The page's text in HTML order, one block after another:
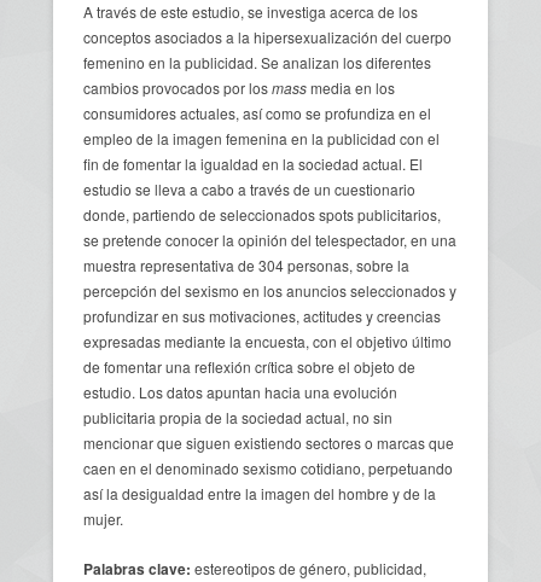
A través de este estudio, se investiga acerca de los
conceptos asociados a la hipersexualización del cuerpo
femenino en la publicidad. Se analizan los diferentes
cambios provocados por losmassmedia en los
consumidores actuales, así como se profundiza en el
empleo de la imagen femenina en la publicidad con el
fin de fomentar la igualdad en la sociedad actual. El
estudio se lleva a cabo a través de un cuestionario
donde, partiendo de seleccionados spots publicitarios,
se pretende conocer la opinión del telespectador, en una
muestra representativa de 304 personas, sobre la
percepción del sexismo en los anuncios seleccionados y
profundizar en sus motivaciones, actitudes y creencias
expresadas mediante la encuesta, con el objetivo último
de fomentar una reflexión crítica sobre el objeto de
estudio. Los datos apuntan hacia una evolución
publicitaria propia de la sociedad actual, no sin
mencionar que siguen existiendo sectores o marcas que
caen en el denominado sexismo cotidiano, perpetuando
así la desigualdad entre la imagen del hombre y de la
mujer.
Palabras clave: estereotipos de género, publicidad,